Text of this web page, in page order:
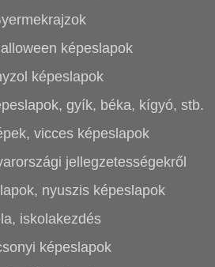
képeslapok
képeslapok
gyík, béka, kígyó, stb.
vicces képeslapok
jellegzetességekről
nyuszis képeslapok
iskolakezdés
képeslapok